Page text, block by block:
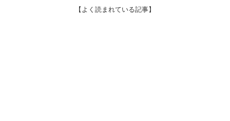
【よく読まれている記事】